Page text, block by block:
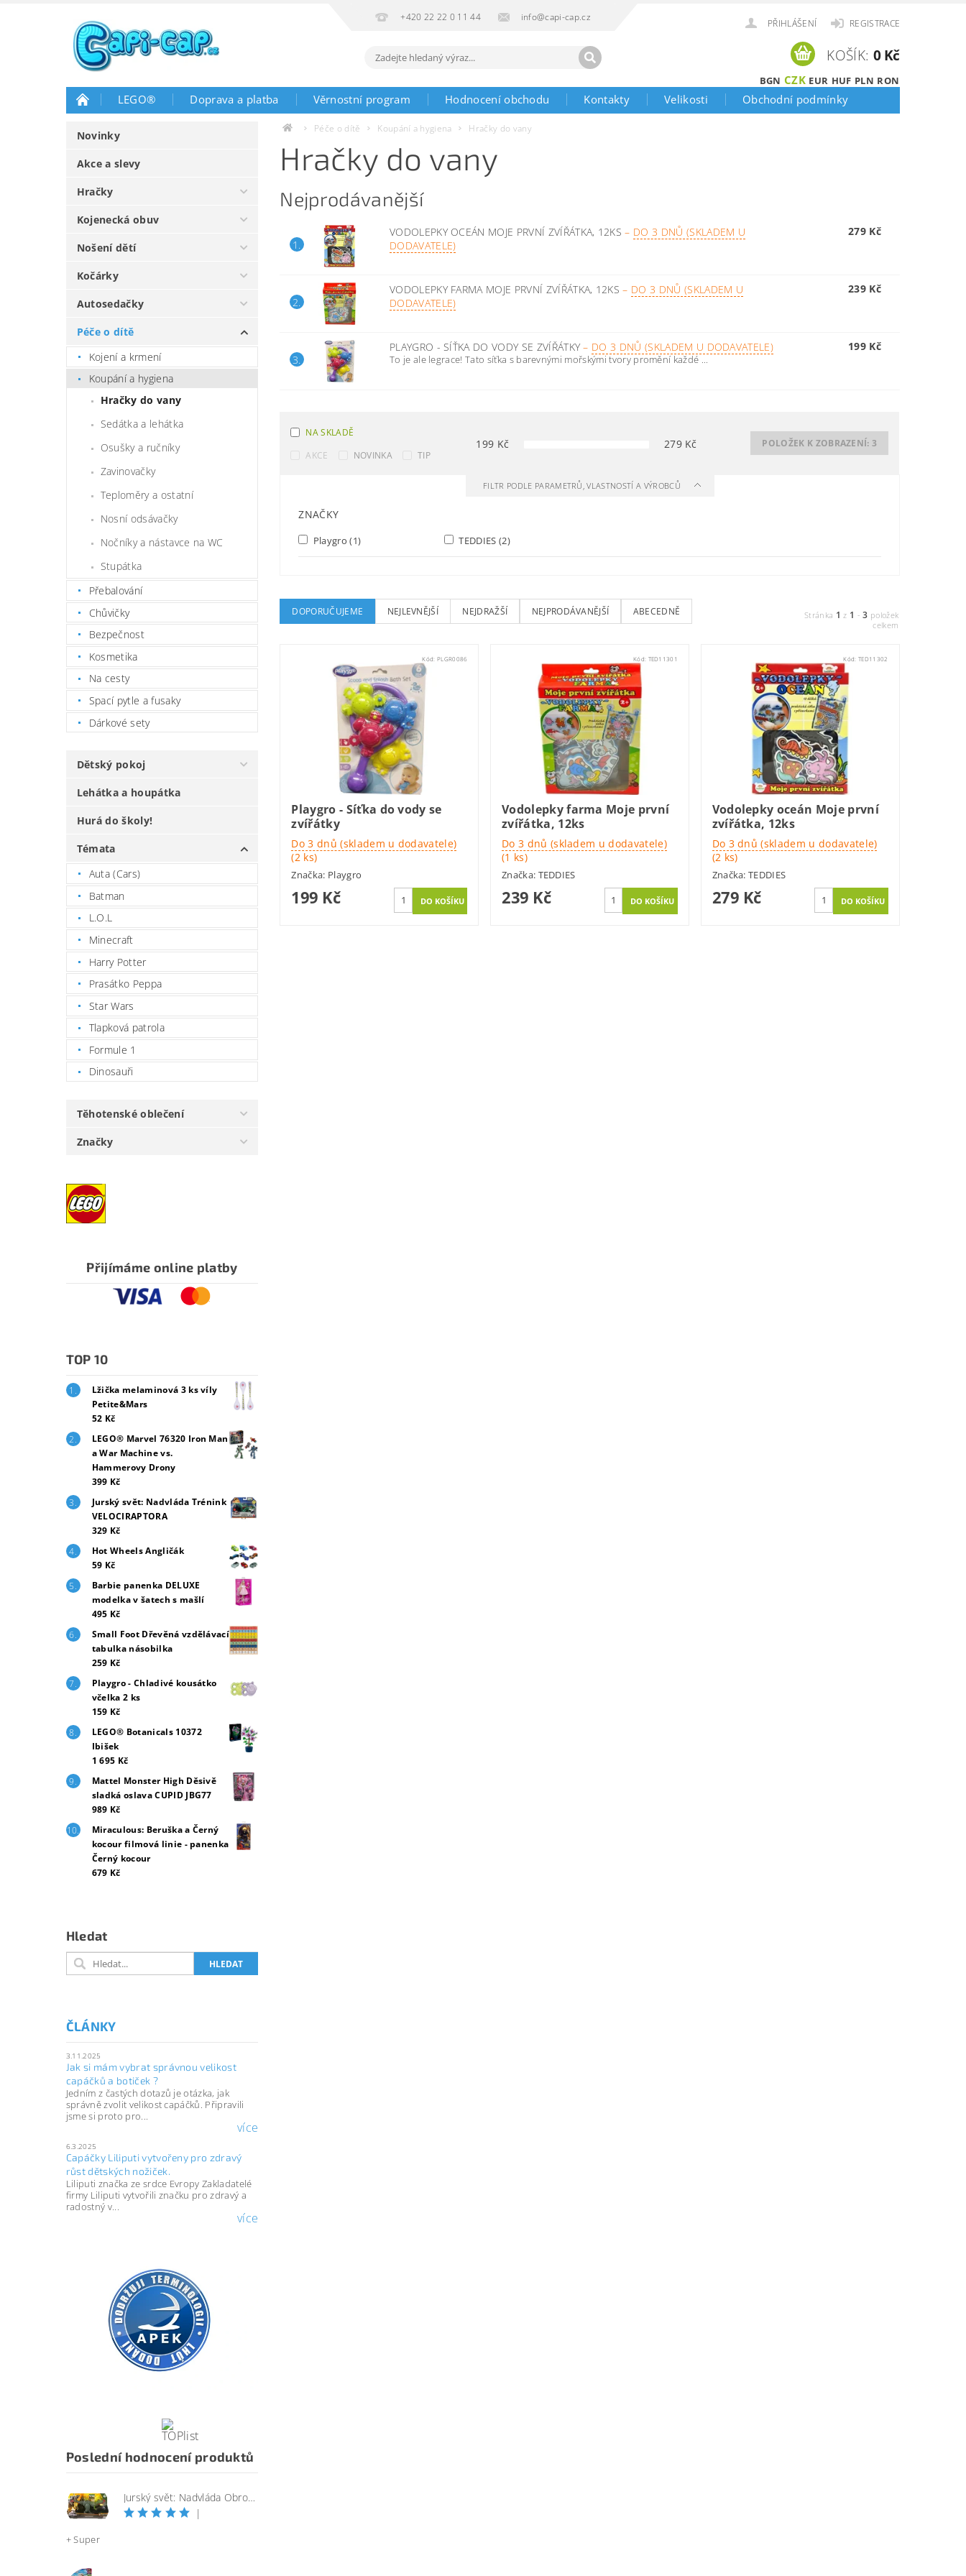
+420 22 22 0 11 44 info@capi-cap.cz
PŘIHLÁŠENÍ REGISTRACE
BGN CZK EUR HUF PLN RON
KOŠÍK: 0 Kč
LEGO® Doprava a platba Věrnostní program Hodnocení obchodu Kontakty Velikosti Obchodní podmínky
Novinky
Akce a slevy
Hračky
Kojenecká obuv
Nošení dětí
Kočárky
Autosedačky
Péče o dítě
Kojení a krmení
Koupání a hygiena
Hračky do vany
Sedátka a lehátka
Osušky a ručníky
Zavinovačky
Teploměry a ostatní
Nosní odsávačky
Nočníky a nástavce na WC
Stupátka
Přebalování
Chůvičky
Bezpečnost
Kosmetika
Na cesty
Spací pytle a fusaky
Dárkové sety
Dětský pokoj
Lehátka a houpátka
Hurá do školy!
Témata
Auta (Cars)
Batman
L.O.L
Minecraft
Harry Potter
Prasátko Peppa
Star Wars
Tlapková patrola
Formule 1
Dinosauři
Těhotenské oblečení
Značky
Přijímáme online platby
TOP 10
Lžička melaminová 3 ks víly
Petite&Mars
52 Kč
LEGO® Marvel 76320 Iron Man
a War Machine vs.
Hammerovy Drony
399 Kč
Jurský svět: Nadvláda Trénink
VELOCIRAPTORA
329 Kč
Hot Wheels Angličák
59 Kč
Barbie panenka DELUXE
modelka v šatech s mašlí
495 Kč
Small Foot Dřevěná vzdělávací
tabulka násobilka
259 Kč
Playgro - Chladivé kousátko
včelka 2 ks
159 Kč
LEGO® Botanicals 10372
Ibišek
1 695 Kč
Mattel Monster High Děsivě
sladká oslava CUPID JBG77
989 Kč
Miraculous: Beruška a Černý
kocour filmová linie - panenka
Černý kocour
679 Kč
Hledat
ČLÁNKY
3.11.2025
Jak si mám vybrat správnou velikost
capáčků a botiček ?
Jedním z častých dotazů je otázka, jak
správně zvolit velikost capáčků. Připravili
jsme si proto pro...
více
6.3.2025
Capáčky Liliputi vytvořeny pro zdravý
růst dětských nožiček.
Liliputi značka ze srdce Evropy Zakladatelé
firmy Liliputi vytvořili značku pro zdravý a
radostný v...
více
Poslední hodnocení produktů
Jurský svět: Nadvláda Obrovský útočící SINOTYRANNUS
|
+ Super
Péče o dítě Koupání a hygiena Hračky do vany
Hračky do vany
Nejprodávanější
1.
VODOLEPKY OCEÁN MOJE PRVNÍ ZVÍŘÁTKA, 12KS– DO 3 DNŮ (SKLADEM U
DODAVATELE)
279 Kč
2.
VODOLEPKY FARMA MOJE PRVNÍ ZVÍŘÁTKA, 12KS– DO 3 DNŮ (SKLADEM U
DODAVATELE)
239 Kč
3.
PLAYGRO - SÍŤKA DO VODY SE ZVÍŘÁTKY– DO 3 DNŮ (SKLADEM U DODAVATELE)
To je ale legrace! Tato síťka s barevnými mořskými tvory promění každé ...
199 Kč
NA SKLADĚ
AKCE
NOVINKA TIP
199 Kč 279Kč POLOŽEK K ZOBRAZENÍ:3
FILTR PODLE PARAMETRŮ, VLASTNOSTÍ A VÝROBCŮ
ZNAČKY
Playgro(1) TEDDIES (2)
DOPORUČUJEME NEJLEVNĚJŠÍ NEJDRAŽŠÍ NEJPRODÁVANĚJŠÍ ABECEDNĚ Stránka 1 z 1 -3 položek
celkem
Kód: PLGR0086
Playgro - Síťka do vody se
zvířátky
Do 3 dnů (skladem u dodavatele)
(2 ks)
Značka: Playgro
199 Kč
Kód: TED11301
Vodolepky farma Moje první
zvířátka, 12ks
Do 3 dnů (skladem u dodavatele)
(1 ks)
Značka: TEDDIES
239 Kč
Kód:TED11302
Vodolepky oceán Moje první
zvířátka, 12ks
Do 3 dnů (skladem u dodavatele)
(2 ks)
Značka:TEDDIES
279 Kč